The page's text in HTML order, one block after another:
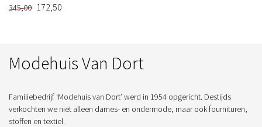
345,00 172,50
Modehuis Van Dort
Familiebedrijf ‘Modehuis van Dort’ werd in 1954 opgericht. Destijds
verkochten we niet alleen dames- en ondermode, maar ook fournituren,
stoffen en textiel.